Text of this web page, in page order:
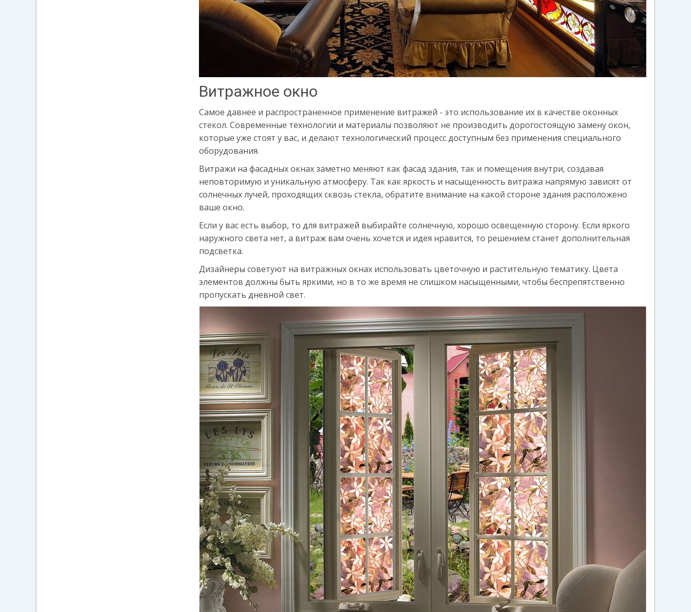
Витражное окно
Самое давнее и распространенное применение витражей - это использование их в качестве оконных
стекол. Современные технологии и материалы позволяют не производить дорогостоящую замену окон,
которые уже стоят у вас, и делают технологический процесс доступным без применения специального
оборудования.
Витражи на фасадных окнах заметно меняют как фасад здания, так и помещения внутри, создавая
неповторимую и уникальную атмосферу. Так как яркость и насыщенность витража напрямую зависят от
солнечных лучей, проходящих сквозь стекла, обратите внимание на какой стороне здания расположено
ваше окно.
Если у вас есть выбор, то для витражей выбирайте солнечную, хорошо освещенную сторону. Если яркого
наружного света нет, а витраж вам очень хочется и идея нравится, то решением станет дополнительная
подсветка.
Дизайнеры советуют на витражных окнах использовать цветочную и растительную тематику. Цвета
элементов должны быть яркими, но в то же время не слишком насыщенными, чтобы беспрепятственно
пропускать дневной свет.